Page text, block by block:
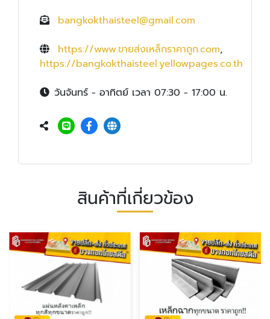
bangkokthaisteel@gmail.com
https://www.ขายส่งเหล็กราคาถูก.com,
https://bangkokthaisteel.yellowpages.co.th
วันจันทร์ - อาทิตย์ เวลา 07:30 - 17:00 น.
สินค้าที่เกี่ยวข้อง